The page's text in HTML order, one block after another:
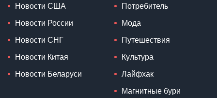
Новости США
Новости России
Новости СНГ
Новости Китая
Новости Беларуси
Потребитель
Мода
Путешествия
Культура
Лайфхак
Магнитные бури